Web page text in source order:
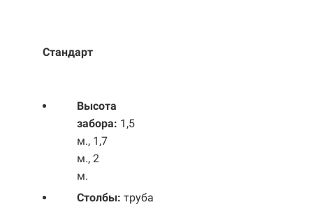
Стандарт
Высота
забора: 1,5
м., 1,7
м., 2
м.
Столбы: труба